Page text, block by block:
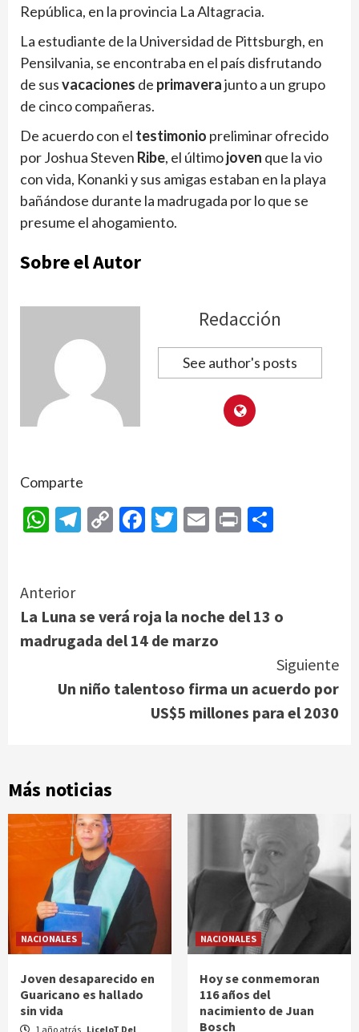
República, en la provincia La Altagracia.
La estudiante de la Universidad de Pittsburgh, en
Pensilvania, se encontraba en el país disfrutando
de susvacaciones de primaverajunto a un grupo
de cinco compañeras.
De acuerdo con el testimonio preliminar ofrecido
por Joshua Steven Ribe, el últimojoven que la vio
con vida, Konanki y sus amigas estaban en la playa
bañándose durante la madrugada por lo que se
presume el ahogamiento.
Sobre el Autor
Redacción
See author's posts
Comparte
WhatsApp
Telegram
CopyFacebook
Twitter
Email
Print
Continue
Reading
Anterior
La Luna se verá roja la noche del 13 o
madrugada del 14 de marzo
Siguiente
Un niño talentoso firma un acuerdo por
US$5 millones para el 2030
Más noticias
NACIONALES
Joven desaparecido en
Guaricano es hallado
sin vida
1 año atrás LiceloT Del
NACIONALES
Hoy se conmemoran
116 años del
nacimiento de Juan
Bosch